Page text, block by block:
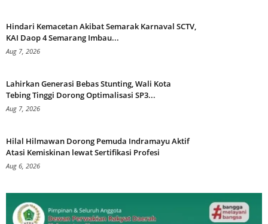
Hindari Kemacetan Akibat Semarak Karnaval SCTV,
KAI Daop 4 Semarang Imbau...
Aug 7, 2026
Lahirkan Generasi Bebas Stunting, Wali Kota
Tebing Tinggi Dorong Optimalisasi SP3...
Aug 7, 2026
Hilal Hilmawan Dorong Pemuda Indramayu Aktif
Atasi Kemiskinan lewat Sertifikasi Profesi
Aug 6, 2026